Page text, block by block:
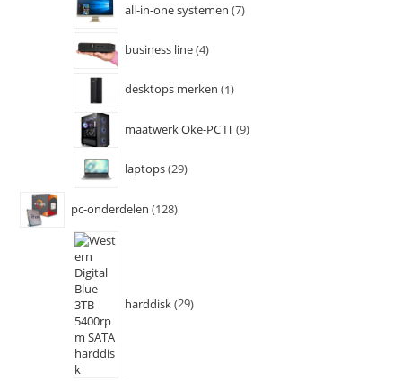
all-in-one systemen 7
business line 4
desktops merken 1
maatwerk Oke-PC IT 9
laptops 29
pc-onderdelen 128
harddisk 29